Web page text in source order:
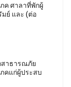
ค ศาลาที่พักผู้
ย์ และ (ต่อ
สาธารณภัย
คแก่ผู้ประสบ